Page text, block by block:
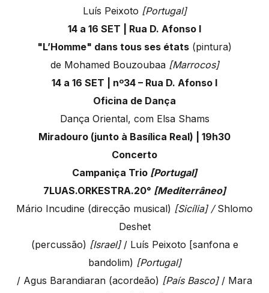
Luís Peixoto [Portugal]
14 a 16 SET | Rua D. Afonso I
"L’Homme" dans tous ses états (pintura)
de Mohamed Bouzoubaa [Marrocos]
14 a 16 SET | nº34 – Rua D. Afonso I
Oficina de Dança
Dança Oriental, com Elsa Shams
Miradouro (junto à Basílica Real) | 19h30
Concerto
Campaniça Trio [Portugal]
7LUAS.ORKESTRA.20° [Mediterrâneo]
Mário Incudine (direcção musical) [Sicília] /Shlomo
Deshet
(percussão) [Israel]/ Luís Peixoto [sanfona e
bandolim) [Portugal]
/ Agus Barandiaran (acordeão) [País Basco]/ Mara